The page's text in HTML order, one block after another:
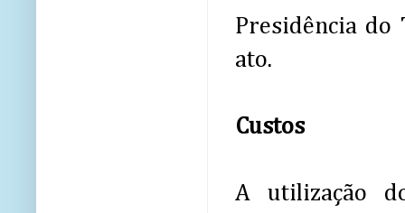
Presidência do
ato.
Custos
A utilização